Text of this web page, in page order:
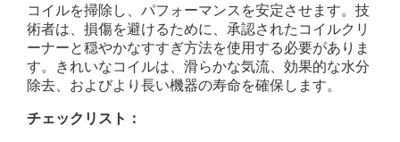
コイルを掃除し、パフォーマンスを安定させます。技
術者は、損傷を避けるために、承認されたコイルクリ
ーナーと穏やかなすすぎ方法を使用する必要がありま
す。きれいなコイルは、滑らかな気流、効果的な水分
除去、およびより長い機器の寿命を確保します。
チェックリスト：